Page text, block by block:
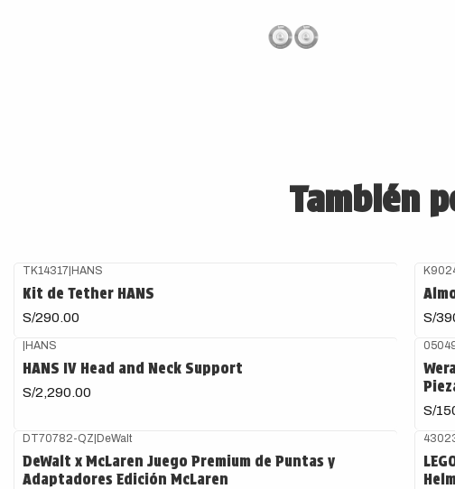
También
TK14317|HANS
Kit de Tether HANS
S/290.00 S/
|HANS
HANS IV Head and Neck Support
S/2,290.00
S/
DT70782-QZ|DeWalt
DeWalt x McLaren Juego Premium de Puntas y
Adaptadores Edición McLaren